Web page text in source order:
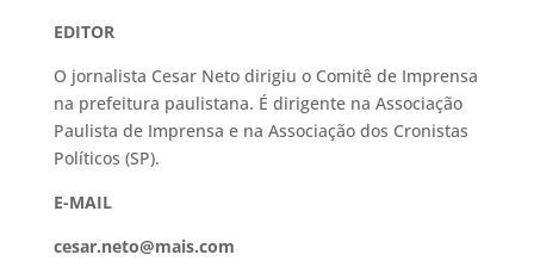
EDITOR
O jornalista Cesar Neto dirigiu o Comitê de Imprensa
na prefeitura paulistana. É dirigente na Associação
Paulista de Imprensa e na Associação dos Cronistas
Políticos (SP).
E-MAIL
cesar.neto@mais.com